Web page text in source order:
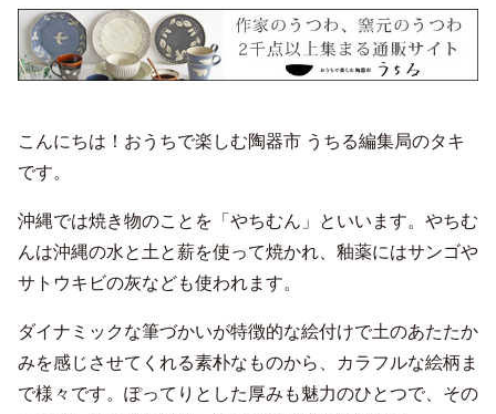
こんにちは！おうちで楽しむ陶器市 うちる編集局のタキ
です。
沖縄では焼き物のことを「やちむん」といいます。やちむ
んは沖縄の水と土と薪を使って焼かれ、釉薬にはサンゴや
サトウキビの灰なども使われます。
ダイナミックな筆づかいが特徴的な絵付けで土のあたたか
みを感じさせてくれる素朴なものから、カラフルな絵柄ま
で様々です。ぽってりとした厚みも魅力のひとつで、その